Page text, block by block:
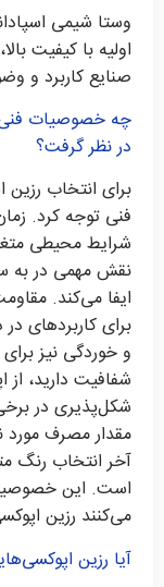
وستا شیمی
اولیه با کیفیت
صنایع کاربرد و
چه خصوصیات فنی
در نظر گرفت؟
برای انتخاب
فنی توجه کرد.
شرایط محیطی
نقش مهمی در به
ایفا می‌کند.
برای کاربردهای
و خوردگی نیز
شفافیت دارید،
شکل‌پذیری در
مقدار مصرف مورد
آخر انتخاب رنگ
است. این
می‌کنند رزین
آیا رزین